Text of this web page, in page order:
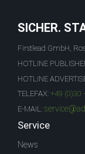
SICHER.
Firstlead GmbH,
HOTLINE
HOTLINE
TELEFAX: +49 (0)30
E-MAIL:
Service
News